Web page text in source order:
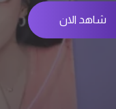
شاهد الان